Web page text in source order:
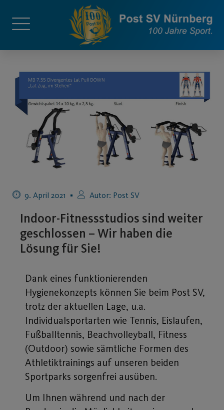
9. April 2021 Autor: Post SV
Indoor-Fitnessstudios sind weiter
geschlossen – Wir haben die
Lösung für Sie!
Dank eines funktionierenden
Hygienekonzepts können Sie beim Post SV,
trotz der aktuellen Lage, u.a.
Individualsportarten wie Tennis, Eislaufen,
Fußballtennis, Beachvolleyball, Fitness
(Outdoor) sowie sämtliche Formen des
Athletiktrainings auf unseren beiden
Sportparks sorgenfrei ausüben.
Um Ihnen während und nach der